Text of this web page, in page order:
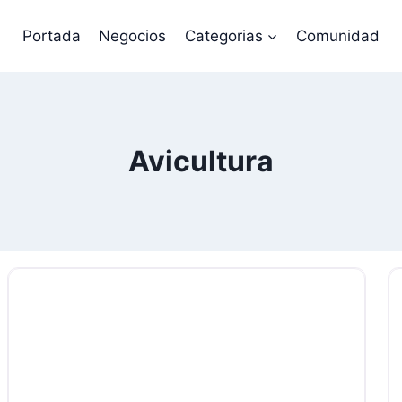
Portada Negocios Categorias Comunidad
Avicultura